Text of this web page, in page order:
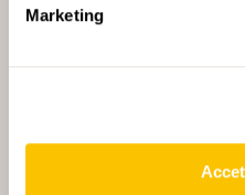
MarketingPARTNER PRINCIPALE E